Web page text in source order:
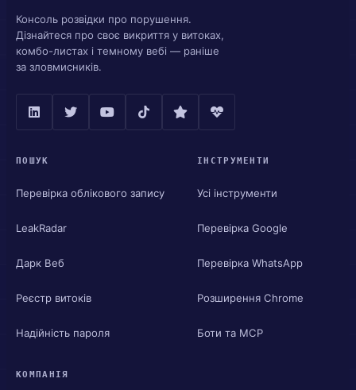
Консоль розвідки про порушення.
Дізнайтеся про своє викриття у витоках,
комбо-листах і темному вебі — раніше
за зловмисників.
ПОШУК
Перевірка облікового запису
LeakRadar
Дарк Веб
Реєстр витоків
Надійність пароля
ІНСТРУМЕНТИ
Усі інструменти
Перевірка Google
Перевірка WhatsApp
Розширення Chrome
Боти та MCP
КОМПАНІЯ